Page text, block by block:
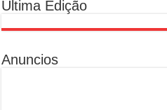
Última Edição
Anuncios